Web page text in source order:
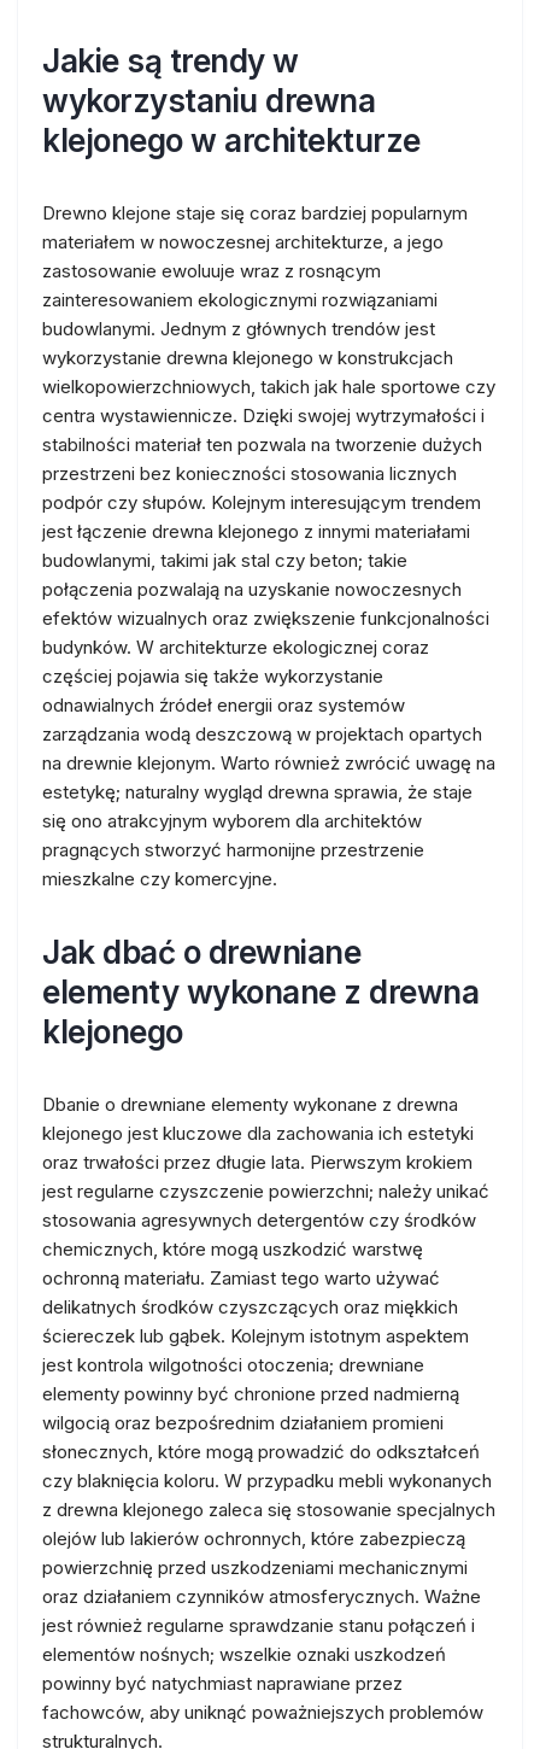
Jakie są trendy w
wykorzystaniu drewna
klejonego w architekturze
Drewno klejone staje się coraz bardziej popularnym
materiałem w nowoczesnej architekturze, a jego
zastosowanie ewoluuje wraz z rosnącym
zainteresowaniem ekologicznymi rozwiązaniami
budowlanymi. Jednym z głównych trendów jest
wykorzystanie drewna klejonego w konstrukcjach
wielkopowierzchniowych, takich jak hale sportowe czy
centra wystawiennicze. Dzięki swojej wytrzymałości i
stabilności materiał ten pozwala na tworzenie dużych
przestrzeni bez konieczności stosowania licznych
podpór czy słupów. Kolejnym interesującym trendem
jest łączenie drewna klejonego z innymi materiałami
budowlanymi, takimi jak stal czy beton; takie
połączenia pozwalają na uzyskanie nowoczesnych
efektów wizualnych oraz zwiększenie funkcjonalności
budynków. W architekturze ekologicznej coraz
częściej pojawia się także wykorzystanie
odnawialnych źródeł energii oraz systemów
zarządzania wodą deszczową w projektach opartych
na drewnie klejonym. Warto również zwrócić uwagę na
estetykę; naturalny wygląd drewna sprawia, że staje
się ono atrakcyjnym wyborem dla architektów
pragnących stworzyć harmonijne przestrzenie
mieszkalne czy komercyjne.
Jak dbać o drewniane
elementy wykonane z drewna
klejonego
Dbanie o drewniane elementy wykonane z drewna
klejonego jest kluczowe dla zachowania ich estetyki
oraz trwałości przez długie lata. Pierwszym krokiem
jest regularne czyszczenie powierzchni; należy unikać
stosowania agresywnych detergentów czy środków
chemicznych, które mogą uszkodzić warstwę
ochronną materiału. Zamiast tego warto używać
delikatnych środków czyszczących oraz miękkich
ściereczek lub gąbek. Kolejnym istotnym aspektem
jest kontrola wilgotności otoczenia; drewniane
elementy powinny być chronione przed nadmierną
wilgocią oraz bezpośrednim działaniem promieni
słonecznych, które mogą prowadzić do odkształceń
czy blaknięcia koloru. W przypadku mebli wykonanych
z drewna klejonego zaleca się stosowanie specjalnych
olejów lub lakierów ochronnych, które zabezpieczą
powierzchnię przed uszkodzeniami mechanicznymi
oraz działaniem czynników atmosferycznych. Ważne
jest również regularne sprawdzanie stanu połączeń i
elementów nośnych; wszelkie oznaki uszkodzeń
powinny być natychmiast naprawiane przez
fachowców, aby uniknąć poważniejszych problemów
strukturalnych.